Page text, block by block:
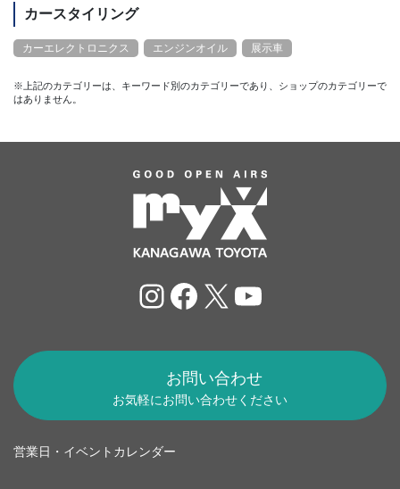
カースタイリング
カーエレクトロニクス エンジンオイル 展示車
※上記のカテゴリーは、キーワード別のカテゴリーであり、ショップのカテゴリーで
はありません。
Instagram
Facebook
X YouTube
お問い合わせ
お気軽にお問い合わせください
営業日・イベントカレンダー